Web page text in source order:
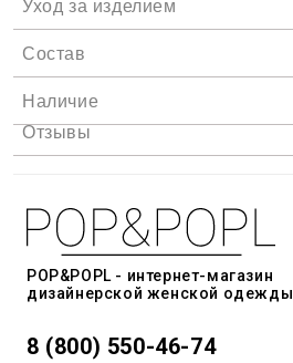
POP&POPL - интернет-магазин
дизайнерской женской одежды
8 (800) 550-46-74